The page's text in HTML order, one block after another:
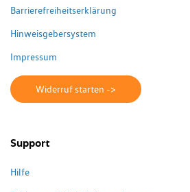
Barrierefreiheitserklärung
Hinweisgebersystem
Impressum
Widerruf starten ->
Support
Hilfe